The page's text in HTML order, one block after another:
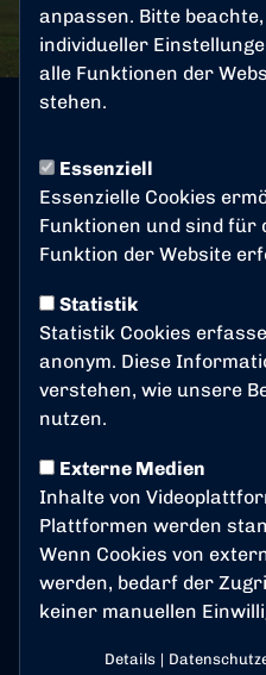
anpassen. Bitte
individueller
alle Funktionen der
stehen.
Essenziell
Essenzielle Cookies
Funktionen und sind für
Funktion der Website
Statistik
Statistik Cookies
anonym. Diese
verstehen, wie unsere
nutzen.
Externe Medien
Inhalte von
Plattformen werden
Wenn Cookies von
werden, bedarf der
keiner manuellen
Details |
1. MANNSCHAFT
Bonner SC
Vertrag mit
Der Bonner SC treibt
voran: Mittelfeldspieler
Vertrag beim
Der 1,90 Meter große
zu den wichtigen Säulen
überzeugte in der
Stammspieler. Mit seiner
Zweikampfstärke und
Haris das Spiel der
Technischer Direktor
„Haris hatte mehrere
sich aber bewusst dafür